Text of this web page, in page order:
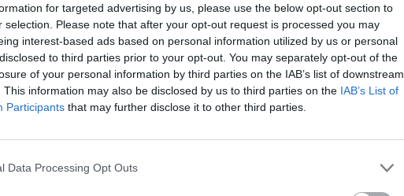
for targeted advertising by us, please use the below opt-out section to
selection. Please note that after your opt-out request is processed you may
interest-based ads based on personal information utilized by us or personal
to third parties prior to your opt-out. You may separately opt-out of the
of your personal information by third parties on the IAB’s list of downstream
This information may also be disclosed by us to third parties on the IAB’s List of
Participants that may further disclose it to other third parties.
Data Processing Opt Outs